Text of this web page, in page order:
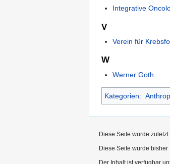
Integrative
V
Verein für
W
Werner Goth
Kategorien:
Diese Seite wurde
Diese Seite wurde bisher
Der Inhalt ist verfügbar